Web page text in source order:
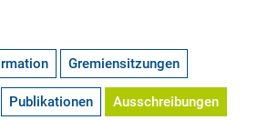
Gremiensitzungen
Publikationen Ausschreibungen